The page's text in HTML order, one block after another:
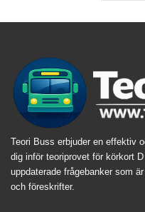
Teori Buss erbjuder en effektiv
dig inför teoriprovet för körkort
uppdaterade frågebanker som
och föreskrifter.